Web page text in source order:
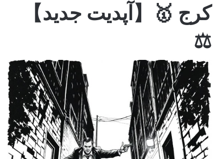
کرج 🥇【آپدیت جدید】
⚖️